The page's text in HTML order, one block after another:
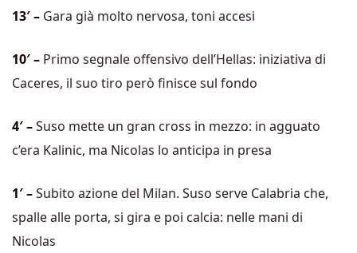
13′ – Gara già molto nervosa, toni accesi
10′ – Primo segnale offensivo dell’Hellas: iniziativa di
Caceres, il suo tiro però finisce sul fondo
4′ –Suso mette un gran cross in mezzo: in agguato
c’era Kalinic, ma Nicolas lo anticipa in presa
1′ –Subito azione del Milan. Suso serve Calabria che,
spalle alle porta, si gira e poi calcia: nelle mani di
Nicolas